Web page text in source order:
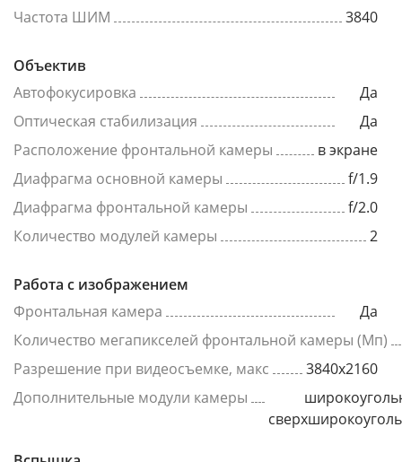
Частота ШИМ
3840
Объектив
Автофокусировка
Да
Оптическая стабилизация
Да
Расположение фронтальной камеры
в экране
Диафрагма основной камеры
f/1.9
Диафрагма фронтальной камеры
f/2.0
Количество модулей камеры
2
Работа с изображением
Фронтальная камера
Да
Количество мегапикселей фронтальной камеры (Мп)
Разрешение при видеосъемке, макс
3840x2160
Дополнительные модули камеры